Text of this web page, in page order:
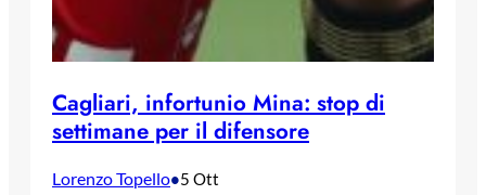
Cagliari, infortunio Mina: stop di
settimane per il difensore
Lorenzo Topello•5 Ott